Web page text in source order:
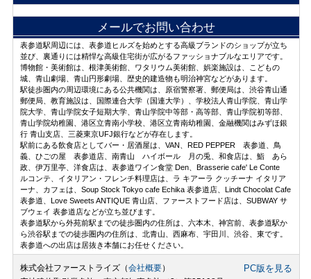
メールでお問い合わせ
表参道駅周辺には、表参道ヒルズを始めとする高級ブランドのショップが立ち
並び、裏通りには精悍な高級住宅街が広がるファッショナブルなエリアです。
博物館・美術館は、根津美術館、ワタリウム美術館、娯楽施設は、こどもの
城、青山劇場、青山円形劇場、歴史的建造物も明治神宮などがあります。
駅徒歩圏内の周辺環境にある公共機関は、原宿警察署、郵便局は、渋谷青山通
郵便局、教育施設は、国際連合大学（国連大学）、学校法人青山学院、青山学
院大学、青山学院女子短期大学、青山学院中等部・高等部、青山学院初等部、
青山学院幼稚園、港区立青南小学校、港区立青南幼稚園、金融機関はみずほ銀
行 青山支店、三菱東京UFJ銀行などが存在します。
駅前にある飲食店としてバー・居酒屋は、VAN、RED PEPPER 表参道、鳥
義、ひごの屋 表参道店、南青山 ハイボール 月の兎、和食店は、鮨 あら
政、伊万里亭、洋食店は、表参道ワイン食堂 Den、Brasserie cafe' Le Conte
ルコンテ、イタリアン・フレンチ料理店は、ラ キアーラ クッチーナ イタリア
ーナ、カフェは、Soup Stock Tokyo cafe Echika 表参道店、Lindt Chocolat Cafe
表参道、Love Sweets ANTIQUE 青山店、ファーストフード店は、SUBWAY サ
ブウェイ 表参道店などが立ち並びます。
表参道駅から外苑前駅までの徒歩圏内の住所は、六本木、神宮前、表参道駅か
ら渋谷駅までの徒歩圏内の住所は、北青山、西麻布、宇田川、渋谷、東です。
表参道への出店は居抜き本舗にお任せください。
株式会社ファーストライズ（会社概要） PC版を見る